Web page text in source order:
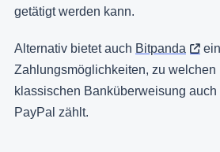
getätigt werden kann.
Alternativ bietet auch Bitpanda
Zahlungsmöglichkeiten, zu welchen
klassischen Banküberweisung auch
PayPal zählt.